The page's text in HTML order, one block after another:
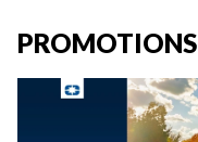
PROMOTIONS